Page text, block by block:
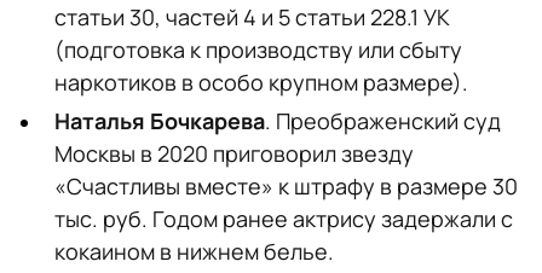
статьи 30, частей 4 и 5 статьи 228.1 УК
(подготовка к производству или сбыту
наркотиков в особо крупном размере).
Наталья Бочкарева. Преображенский суд
Москвы в 2020 приговорил звезду
«Счастливы вместе» к штрафу в размере 30
тыс. руб. Годом ранее актрису задержали с
кокаином в нижнем белье.